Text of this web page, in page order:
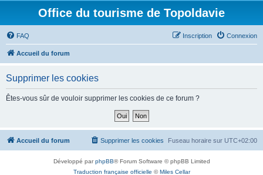
Office du tourisme de Topoldavie
FAQ Connexion
Inscription
Accueil du forum
Supprimer les cookies
Êtes-vous sûr de vouloir supprimer les cookies de ce forum ?
Accueil du forum Fuseau horaire sur UTC+02:00
Supprimer les cookies
Développé parphpBB® Forum Software © phpBB Limited
Traduction française officielle ©Miles Cellar